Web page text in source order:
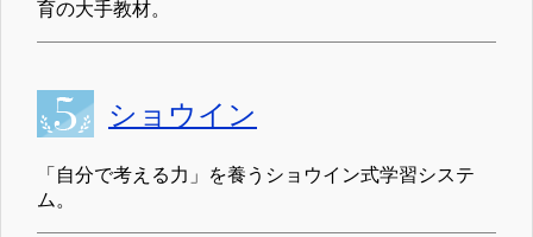
育の大手教材。
ショウイン
「自分で考える力」を養うショウイン式学習システ
ム。